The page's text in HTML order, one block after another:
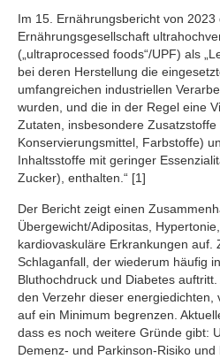
Im 15. Ernährungsbericht von
Ernährungsgesellschaft
(„ultraprocessed foods“/UPF) als
bei deren Herstellung die
umfangreichen industriellen
wurden, und die in der Regel eine
Zutaten, insbesondere Zusatzstoffe
Konservierungsmittel, Farbstoffe)
Inhaltsstoffe mit geringer
Zucker), enthalten.“ [1]
Der Bericht zeigt einen
Übergewicht/Adipositas,
kardiovaskuläre Erkrankungen auf.
Schlaganfall, der wiederum häufig
Bluthochdruck und Diabetes
den Verzehr dieser
auf ein Minimum begrenzen.
dass es noch weitere Gründe gibt:
Demenz- und Parkinson-Risiko